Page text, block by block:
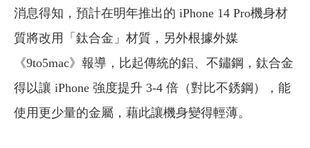
消息得知，預計在明年推出的 iPhone 14 Pro機身材
質將改用「鈦合金」材質，另外根據外媒
《9to5mac》報導，比起傳統的鋁、不鏽鋼，鈦合金
得以讓 iPhone 強度提升 3-4 倍（對比不銹鋼），能
使用更少量的金屬，藉此讓機身變得輕薄。